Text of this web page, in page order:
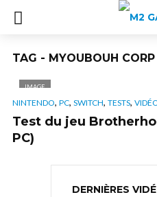
TAG - MYOUBOUH CORP
IMAGE
NINTENDO, PC, SWITCH, TESTS,
Test du jeu
PC)
DERNIÈRES